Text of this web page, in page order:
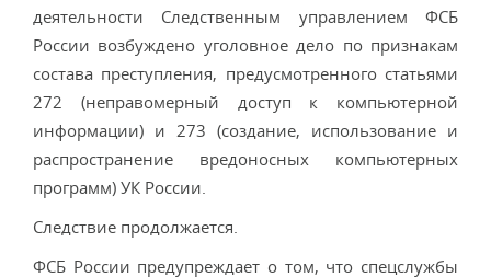
деятельности Следственным управлением ФСБ
России возбуждено уголовное дело по признакам
состава преступления, предусмотренного статьями
272 (неправомерный доступ к компьютерной
информации) и 273 (создание, использование и
распространение вредоносных компьютерных
программ) УК России.
Следствие продолжается.
ФСБ России предупреждает о том, что спецслужбы